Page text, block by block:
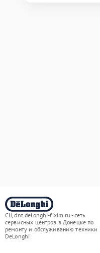
СЦ dnt.delonghi-fixim.ru - сеть
сервисных центров в Донецке по
ремонту и обслуживанию техники
DeLonghi